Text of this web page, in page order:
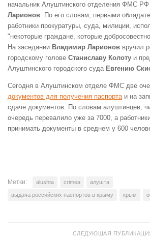
начальник Алуштинского отделения ФМС РФ
Ларионов. По его словам, первыми
работники прокуратуры, суда, милиции,
"некоторые граждане, которые
На заседании Владимир Ларионов вручил
городскому голове Станиславу Колоту и
Алуштинского городского суда Евгению
Сегодня в Алуштинском отделе ФМС две
документов для получения паспортаи на
сдаче документов. По словам алуштинцев,
очередь перевалило уже за 7000, а
принимать документы в среднем у 600
Метки: alushta crimea алушта
выдача российских паспортов в крыму крым
СЛЕДУЮЩАЯ